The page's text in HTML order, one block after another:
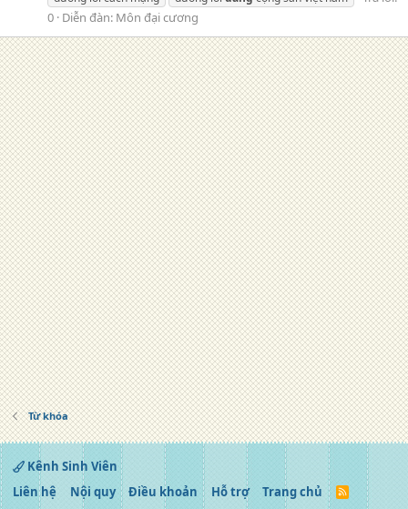
0 Diễn đàn: Môn đại cương
Từ khóa
Kênh Sinh Viên
Liên hệ
Nội quy Điều khoản Hỗ trợ Trang chủ
R